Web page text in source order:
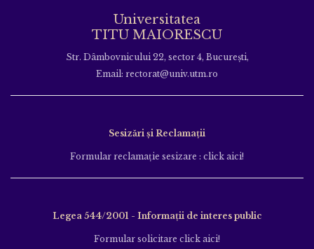
Universitatea
TITU MAIORESCU
Str. Dâmbovnicului 22, sector 4, București,
Email: rectorat@univ.utm.ro
Sesizări și Reclamații
Formular reclamație sesizare : click aici!
Legea 544/2001 - Informații de interes public
Formular solicitare click aici!